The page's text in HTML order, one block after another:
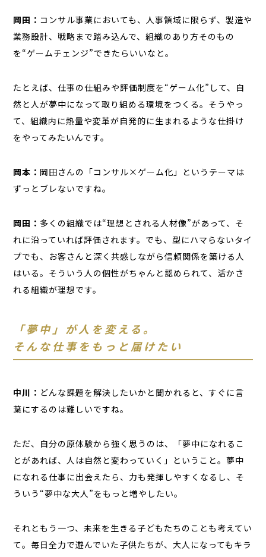
岡田： コンサル事業においても、人事領域に限らず、製造や
業務設計、戦略まで踏み込んで、組織のあり方そのもの
を“ゲームチェンジ”できたらいいなと。
たとえば、仕事の仕組みや評価制度を“ゲーム化”して、自
然と人が夢中になって取り組める環境をつくる。そうやっ
て、組織内に熱量や変革が自発的に生まれるような仕掛け
をやってみたいんです。
岡本： 岡田さんの「コンサル×ゲーム化」というテーマは
ずっとブレないですね。
岡田： 多くの組織では“理想とされる人材像”があって、そ
れに沿っていれば評価されます。でも、型にハマらないタイ
プでも、お客さんと深く共感しながら信頼関係を築ける人
はいる。そういう人の個性がちゃんと認められて、活かさ
れる組織が理想です。
「夢中」が人を変える。
そんな仕事をもっと届けたい
中川： どんな課題を解決したいかと聞かれると、すぐに言
葉にするのは難しいですね。
ただ、自分の原体験から強く思うのは、「夢中になれるこ
とがあれば、人は自然と変わっていく」ということ。夢中
になれる仕事に出会えたら、力も発揮しやすくなるし、そ
ういう“夢中な大人”をもっと増やしたい。
それともう一つ、未来を生きる子どもたちのことも考えてい
て。毎日全力で遊んでいた子供たちが、大人になってもキラ